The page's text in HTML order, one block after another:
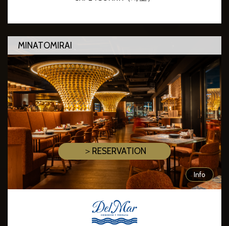
MINATOMIRAI
＞RESERVATION
Info